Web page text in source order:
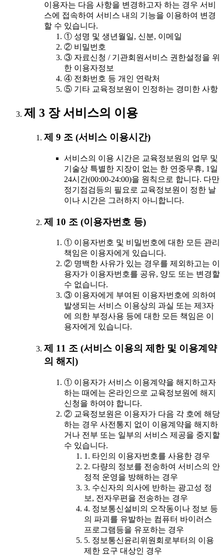
이용자는 다음 사항을 변경하고자 하는 경우 서비
스에 접속하여 서비스 내의 기능을 이용하여 변경
할 수 있습니다.
① 성명 및 생년월일, 신분, 이메일
② 비밀번호
③ 자료신청 / 기관회원서비스 권한설정을 위
한 이용자정보
④ 전화번호 등 개인 연락처
⑤ 기타 교육정보원이 인정하는 경미한 사항
제 3 장 서비스의 이용
제 9 조 (서비스 이용시간)
서비스의 이용 시간은 교육정보원의 업무 및
기술상 특별한 지장이 없는 한 연중무휴, 1일
24시간(00:00-24:00)을 원칙으로 합니다. 다만
정기점검등의 필요로 교육정보원이 정한 날
이나 시간은 그러하지 아니합니다.
제 10 조 (이용자번호 등)
① 이용자번호 및 비밀번호에 대한 모든 관리
책임은 이용자에게 있습니다.
② 명백한 사유가 있는 경우를 제외하고는 이
용자가 이용자번호를 공유, 양도 또는 변경할
수 없습니다.
③ 이용자에게 부여된 이용자번호에 의하여
발생되는 서비스 이용상의 과실 또는 제3자
에 의한 부정사용 등에 대한 모든 책임은 이
용자에게 있습니다.
제 11 조 (서비스 이용의 제한 및 이용계약
의 해지)
① 이용자가 서비스 이용계약을 해지하고자
하는 때에는 온라인으로 교육정보원에 해지
신청을 하여야 합니다.
② 교육정보원은 이용자가 다음 각 호에 해당
하는 경우 사전통지 없이 이용계약을 해지하
거나 전부 또는 일부의 서비스 제공을 중지할
수 있습니다.
1. 타인의 이용자번호를 사용한 경우
2. 다량의 정보를 전송하여 서비스의 안
정적 운영을 방해하는 경우
3. 수신자의 의사에 반하는 광고성 정
보, 전자우편을 전송하는 경우
4. 정보통신설비의 오작동이나 정보 등
의 파괴를 유발하는 컴퓨터 바이러스
프로그램등을 유포하는 경우
5. 정보통신윤리위원회로부터의 이용
제한 요구 대상인 경우